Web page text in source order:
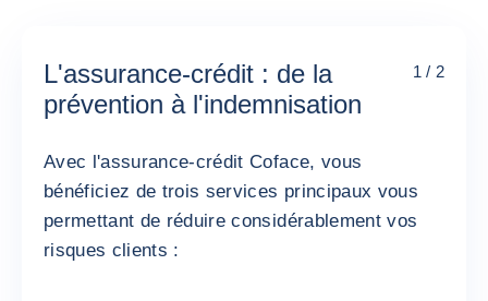
L'assurance-crédit : de la
prévention à l'indemnisation
1 / 2
Avec l'assurance-crédit Coface, vous
bénéficiez de trois services principaux vous
permettant de réduire considérablement vos
risques clients :